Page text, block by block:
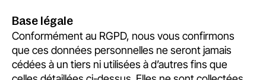
Base légale
Conformément au RGPD, nous vous confirmons
que ces données personnelles ne seront jamais
cédées à un tiers ni utilisées à d’autres fins que